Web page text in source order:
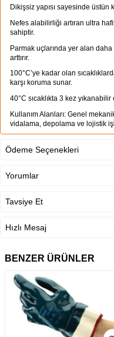
Dikişsiz yapısı sayesinde üstün
Nefes alabilirliği artıran ultra
sahiptir.
Parmak uçlarında yer alan
arttırır.
100°C’ye kadar olan
karşı koruma sunar.
40°C sıcaklıkta 3 kez
Kullanım Alanları: Genel
vidalama, depolama ve lojistik
Ürün Açıklaması
Kaplama Malzemesi
Dokuma Sıklığı
Ödeme Seçenekleri
Yorumlar
Tavsiye Et
Hızlı Mesaj
BENZER ÜRÜNLER